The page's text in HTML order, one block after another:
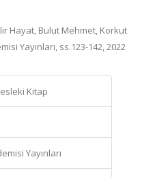
Hayat, Bulut Mehmet, Korkut
Yayınları, ss.123-142, 2022
Kitap
Yayınları